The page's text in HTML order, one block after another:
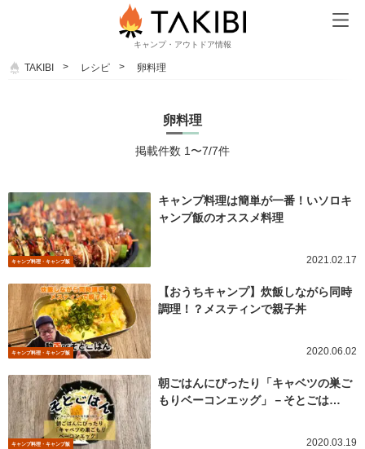
キャンプ・アウトドア情報
TAKIBI レシピ 卵料理
卵料理
掲載件数 1〜7/7件
キャンプ料理・キャンプ飯
キャンプ料理は簡単が一番！いソロキ
ャンプ飯のオススメ料理
2021.02.17
キャンプ料理・キャンプ飯
【おうちキャンプ】炊飯しながら同時
調理！？メスティンで親子丼
2020.06.02
キャンプ料理・キャンプ飯
朝ごはんにぴったり「キャベツの巣ご
もりベーコンエッグ」－そとごは…
2020.03.19